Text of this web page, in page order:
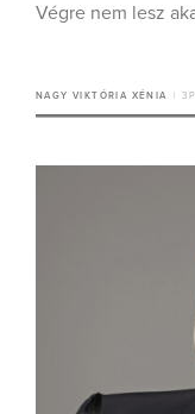
Végre nem lesz
NAGY VIKTÓRIA XÉNIA 3